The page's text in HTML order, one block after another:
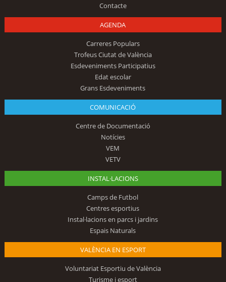
Contacte
AGENDA
Carreres Populars
Trofeus Ciutat de València
Esdeveniments Participatius
Edat escolar
Grans Esdeveniments
COMUNICACIÓ
Centre de Documentació
Notícies
VEM
VETV
INSTAL·LACIONS
Camps de Futbol
Centres esportius
Instal·lacions en parcs i jardins
Espais Naturals
VALÈNCIA EN ESPORT
Voluntariat Esportiu de València
Turisme i esport